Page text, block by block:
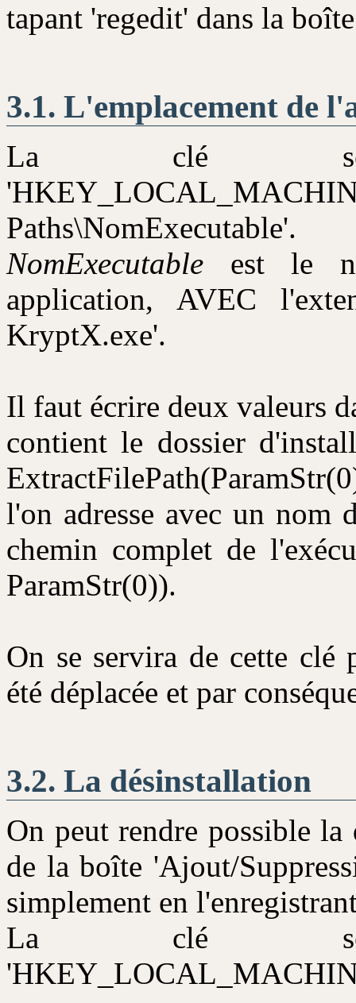
tapant 'regedit' dans la
L'emplacement de
La clé se
Paths\NomExecutable'.
NomExecutable est le
application, AVEC
KryptX.exe'.
Il faut écrire deux valeurs
contient le dossier
l'on adresse avec un
chemin complet de
ParamStr(0)).
On se servira de cette clé
été déplacée et par
La désinstallation
On peut rendre possible
de la boîte 'Ajout/
simplement en
La clé se